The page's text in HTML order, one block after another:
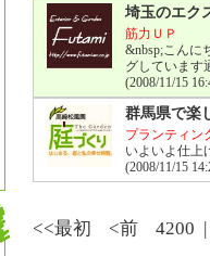
埼玉のエク
筋力ＵＰ
&nbsp;こんに
グしていま
(2008/11/15
群馬県で楽
プランティン
いよいよ仕上
(2008/11/15
<<最初 <前 4200